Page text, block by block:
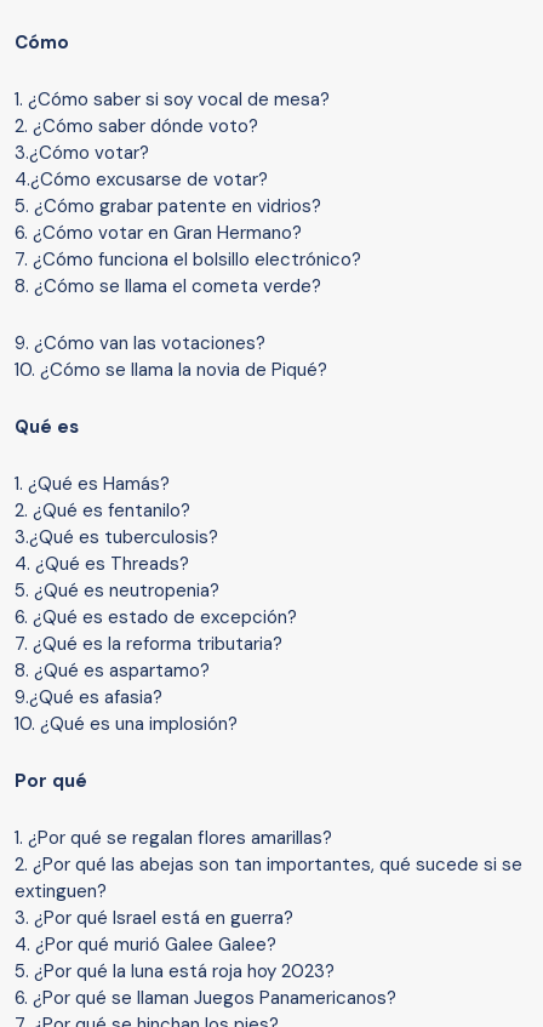
Cómo
1. ¿Cómo saber si soy vocal de mesa?
2. ¿Cómo saber dónde voto?
3.¿Cómo votar?
4.¿Cómo excusarse de votar?
5. ¿Cómo grabar patente en vidrios?
6. ¿Cómo votar en Gran Hermano?
7. ¿Cómo funciona el bolsillo electrónico?
8. ¿Cómo se llama el cometa verde?
9. ¿Cómo van las votaciones?
10. ¿Cómo se llama la novia de Piqué?
Qué es
1. ¿Qué es Hamás?
2. ¿Qué es fentanilo?
3.¿Qué es tuberculosis?
4. ¿Qué es Threads?
5. ¿Qué es neutropenia?
6. ¿Qué es estado de excepción?
7. ¿Qué es la reforma tributaria?
8. ¿Qué es aspartamo?
9.¿Qué es afasia?
10. ¿Qué es una implosión?
Por qué
1. ¿Por qué se regalan flores amarillas?
2. ¿Por qué las abejas son tan importantes, qué sucede si se
extinguen?
3. ¿Por qué Israel está en guerra?
4. ¿Por qué murió Galee Galee?
5. ¿Por qué la luna está roja hoy 2023?
6. ¿Por qué se llaman Juegos Panamericanos?